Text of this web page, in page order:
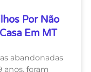
Por Não
Em MT
abandonadas
anos, foram